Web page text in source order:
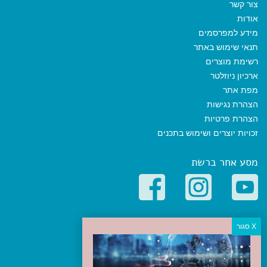
צור קשר
אודות
מידע למפרסמים
תנאי שימוש באתר
רשימת מוצרים
ארכיון ניוזלטר
מפת אתר
הצהרת נגישות
הצהרת פרטיות
זכויות יוצרים ושימוש בתכנים
מסע אחר ברשת
קטגוריות פופולריות
יעדים
טיולים בישראל